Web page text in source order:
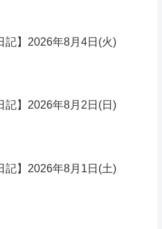
記】2026年8月4日(火)
記】2026年8月2日(日)
記】2026年8月1日(土)